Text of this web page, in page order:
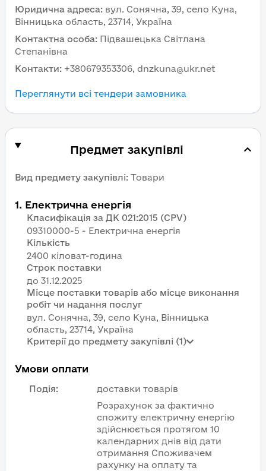
Юридична адреса: вул. Сонячна, 39, село Куна,
Вінницька область, 23714, Україна
Контактна особа: Підвашецька Світлана
Степанівна
Контакти: +380679353306, dnzkuna@ukr.net
Переглянути всі тендери замовника
Предмет закупівлі
Вид предмету закупівлі: Товари
1. Електрична енергія
Класифікація за ДК 021:2015 (CPV)
09310000-5 - Електрична енергія
Кількість
2400 кіловат-година
Строк поставки
Місце поставки товарів або місце виконання
робіт чи надання послуг
вул. Сонячна, 39, село Куна, Вінницька
область, 23714, Україна
Критерії до предмету закупівлі (1)
Умови оплати
Подія: доставки товарів
Розрахунок за фактично
спожиту електричну енергію
здійснюється протягом 10
календарних днів від дати
отримання Споживачем
рахунку на оплату та